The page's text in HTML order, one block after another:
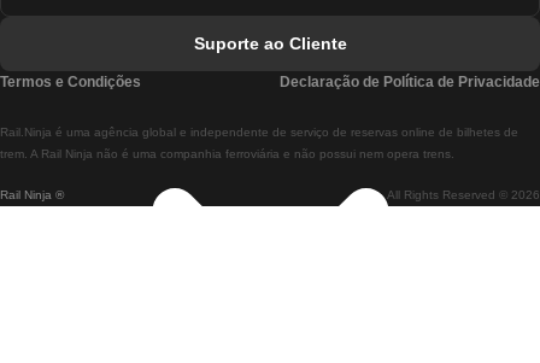
Comboios De Lisboa A Braga
Comboios De Braga A Lisboa
Rail Ninja ® All Rights Reserved © 2026
Rail.Ninja é uma agência global e independente de serviço de reservas online de bilhetes de
trem. A Rail Ninja não é uma companhia ferroviária e não possui nem opera trens.
Suporte ao Cliente
Termos e Condições Declaração de Política de Privacidade